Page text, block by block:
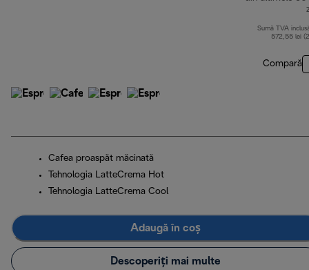
Sumă TVA
572,55 lei
Compară
Cafea proaspăt măcinată
Tehnologia LatteCrema Hot
Tehnologia LatteCrema Cool
Adaugă în coș
Descoperiți mai multe